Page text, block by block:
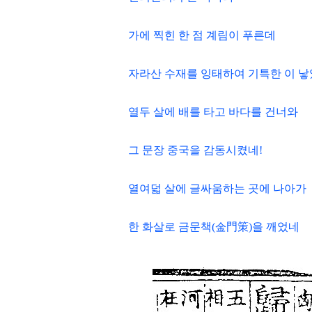
가에 찍힌 한 점 계림이 푸른데
자라산 수재를 잉태하여 기특한 이 낳
열두 살에 배를 타고 바다를 건너와
그 문장 중국을 감동시켰네!
열여덟 살에 글싸움하는 곳에 나아가
한 화살로 금문책(金門策)을 깨었네